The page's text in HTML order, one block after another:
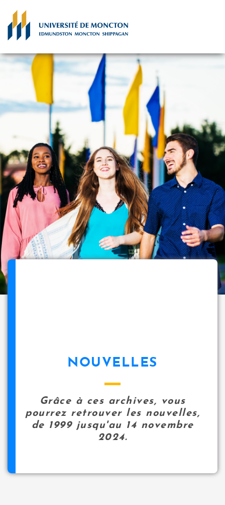
NOUVELLES
Grâce à ces archives, vous
pourrez retrouver les nouvelles,
de 1999 jusqu'au 14 novembre
2024.